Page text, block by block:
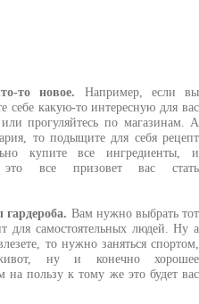
то новое. Например, если вы
себе какую-то интересную для вас
прогуляйтесь по магазинам. А
то подыщите для себя рецепт
купите все ингредиенты, и
все призовет вас стать
Вам нужно выбрать тот
для самостоятельных людей. Ну а
то нужно заняться спортом,
ну и конечно хорошее
на пользу к тому же это будет вас